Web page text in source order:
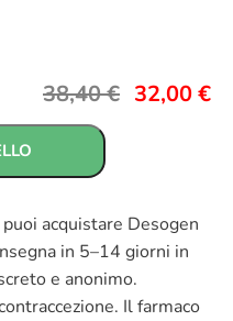
38,40€ 32,00€
acquistare Desogen
in 5–14 giorni in
e anonimo.
Il farmaco